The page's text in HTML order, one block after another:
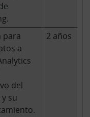
para
a
del
su
2 años